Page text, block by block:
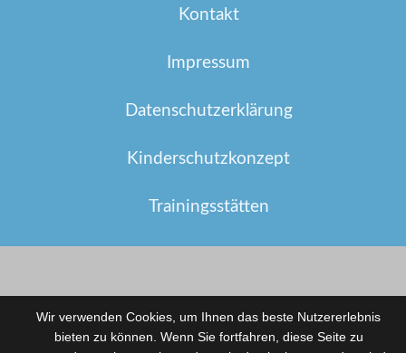
Kontakt
Impressum
Datenschutzerklärung
Kinderschutzkonzept
Trainingsstätten
Wir verwenden Cookies, um Ihnen das beste Nutzererlebnis
bieten zu können. Wenn Sie fortfahren, diese Seite zu